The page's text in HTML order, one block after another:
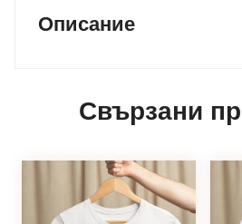
Описание
Свързани